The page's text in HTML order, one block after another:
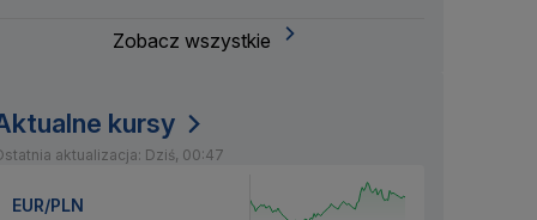
Zobacz wszystkie
kursy
aktualizacja: Dziś, 00:47
EUR/PLN